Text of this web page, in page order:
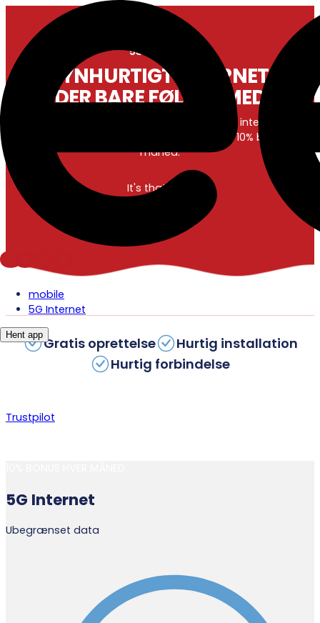
mobile
5G Internet
Hent app
5G INTERNET
LYNHURTIGT INTERNET
DER BARE FØLGER MED
Med 5G Internet fra eesy ka' du nemt ta' dit internet med
og hurtigt komme online. Bestil lige nu og få 10% bonus hver
måned.
It's that eesy
Gratis oprettelse
Hurtig installation
Hurtig forbindelse
Trustpilot
5G Internet
Ubegrænset data